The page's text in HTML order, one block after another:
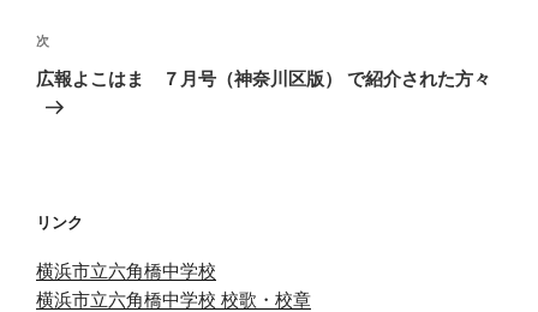
ゲ
ー
シ
次
の
次
広報よこはま ７月号（神奈川区版） で紹介された方々
リンク
横浜市立六角橋中学校
横浜市立六角橋中学校 校歌・校章